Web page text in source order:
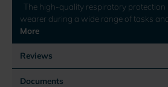
The high-quality respiratory
wearer during a wide range of tasks
More
Reviews
Documents